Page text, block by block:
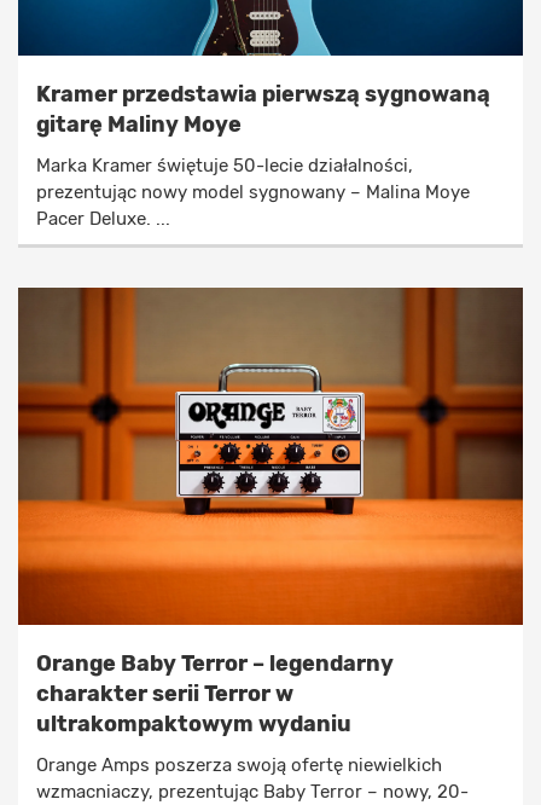
Kramer przedstawia pierwszą sygnowaną
gitarę Maliny Moye
Marka Kramer świętuje 50-lecie działalności,
prezentując nowy model sygnowany – Malina Moye
Pacer Deluxe. ...
Orange Baby Terror – legendarny
charakter serii Terror w
ultrakompaktowym wydaniu
Orange Amps poszerza swoją ofertę niewielkich
wzmacniaczy, prezentując Baby Terror – nowy, 20-